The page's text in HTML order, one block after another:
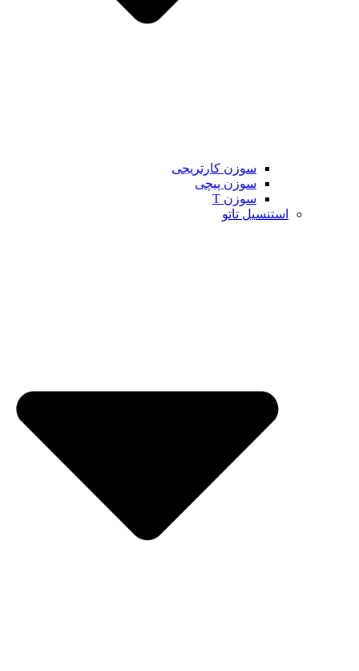
سوزن کارتریجی
سوزن پیچی
سوزن T
استنسیل تاتو